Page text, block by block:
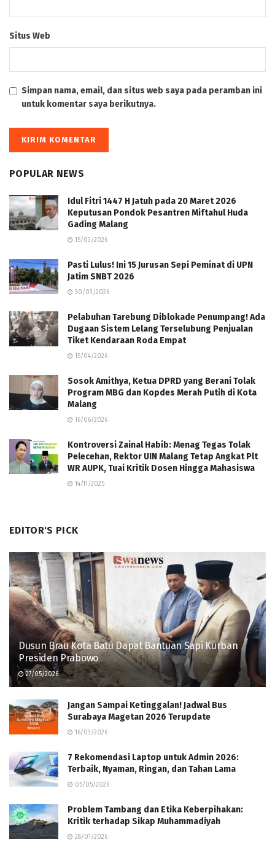
Situs Web
Simpan nama, email, dan situs web saya pada peramban ini
untuk komentar saya berikutnya.
POPULAR NEWS
Idul Fitri 1447 H Jatuh pada 20 Maret 2026
Keputusan Pondok Pesantren Miftahul Huda
Gading Malang
15/03/2026
Pasti Lulus! Ini 15 Jurusan Sepi Peminat di UPN
Jatim SNBT 2026
30/03/2026
Pelabuhan Tarebung Diblokade Penumpang! Ada
Dugaan Sistem Lelang Terselubung Penjualan
Tiket Kendaraan Roda Empat
15/04/2026
Sosok Amithya, Ketua DPRD yang Berani Tolak
Program MBG dan Kopdes Merah Putih di Kota
Malang
16/06/2026
Kontroversi Zainal Habib: Menag Tegas Tolak
Pelecehan, Rektor UIN Malang Tetap Angkat Plt
WR AUPK, Tuai Kritik Dosen Hingga Mahasiswa
14/11/2025
EDITOR'S PICK
Dusun Brau Kota Batu Dapat Bantuan Sapi Kurban
Presiden Prabowo
27/05/2026
Jangan Sampai Ketinggalan! Jadwal Bus
Surabaya Magetan 2026 Terupdate
16/03/2026
7 Rekomendasi Laptop untuk Admin 2026:
Terbaik, Nyaman, Ringan, dan Tahan Lama
05/05/2026
Problem Tambang dan Etika Keberpihakan:
Kritik terhadap Sikap Muhammadiyah
28/01/2026